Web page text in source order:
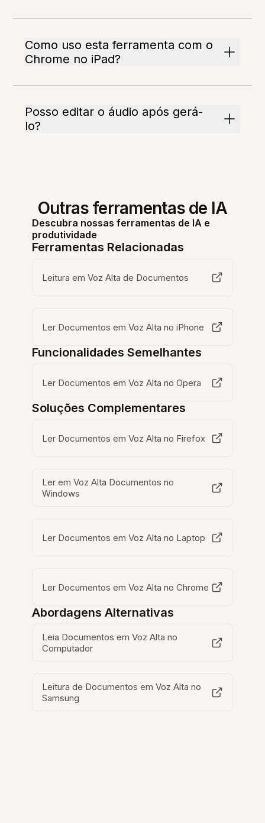
Como uso esta ferramenta com o
Chrome no iPad?
Posso editar o áudio após gerá-
lo?
Outras ferramentas de IA
Descubra nossas ferramentas de IA e
produtividade
Ferramentas Relacionadas
Leitura em Voz Alta de Documentos
Ler Documentos em Voz Alta no iPhone
Funcionalidades Semelhantes
Ler Documentos em Voz Alta no Opera
Soluções Complementares
Ler Documentos em Voz Alta no Firefox
Ler em Voz Alta Documentos no
Windows
Ler Documentos em Voz Alta no Laptop
Ler Documentos em Voz Alta no Chrome
Abordagens Alternativas
Leia Documentos em Voz Alta no
Computador
Leitura de Documentos em Voz Alta no
Samsung